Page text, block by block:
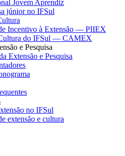
Jovem Aprendiz
júnior no IFSul
Incentivo à Extensão — PIIEX
do IFSul — CAMEX
e Pesquisa
Extensão e Pesquisa
no IFSul
extensão e cultura